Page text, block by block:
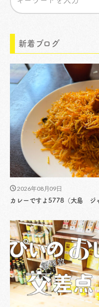
新着ブログ
2026年08月09日
カレーですよ5778（大島 ジ